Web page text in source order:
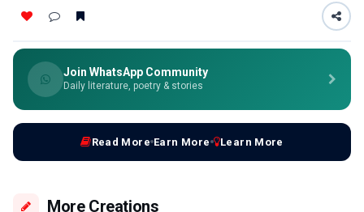
Join WhatsApp Community
Daily literature, poetry & stories
Read More Earn More Learn More
More Creations